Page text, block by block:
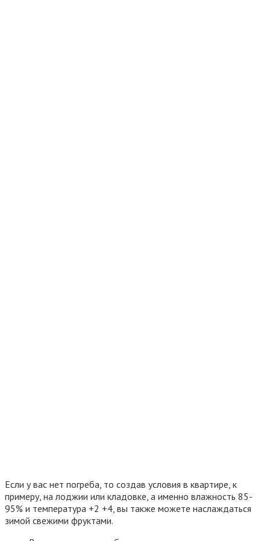
Если у вас нет погреба, то создав условия в квартире, к
примеру, на лоджии или кладовке, а именно влажность 85-
95% и температура +2 +4, вы также можете наслаждаться
зимой свежими фруктами.